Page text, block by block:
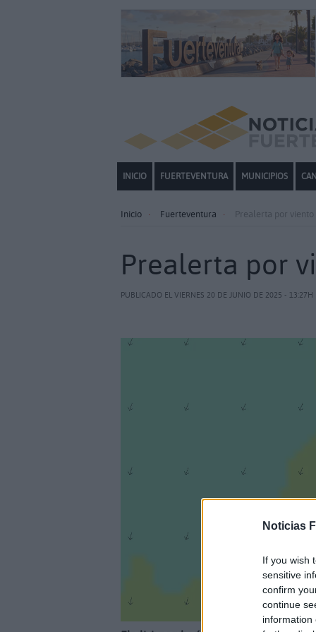
Noticias
If you wish
sensitive
confirm
continue
information
INICIO FUERTEVENTURA MUNICIPIOS
Inicio Fuerteventura Prealerta por viento
Prealerta por
PUBLICADO EL VIERNES 20 DE JUNIO DE 2025 - 13:27H